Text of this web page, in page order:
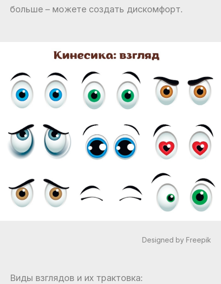
больше – можете создать дискомфорт.
Designed by Freepik
Виды взглядов и их трактовка: